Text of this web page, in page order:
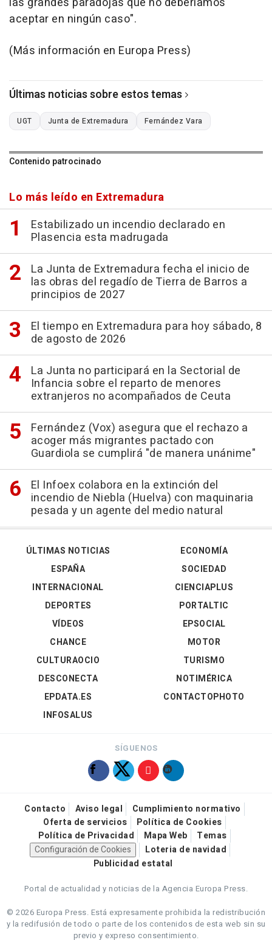
aceptar en ningún caso".
(Más información en Europa Press)
Últimas noticias sobre estos temas
UGT Junta de Extremadura Fernández Vara
Contenido patrocinado
Lo más leído en Extremadura
Estabilizado un incendio declarado en
Plasencia esta madrugada
La Junta de Extremadura fecha el inicio de
las obras del regadío de Tierra de Barros a
principios de 2027
El tiempo en Extremadura para hoy sábado, 8
de agosto de 2026
La Junta no participará en la Sectorial de
Infancia sobre el reparto de menores
extranjeros no acompañados de Ceuta
Fernández (Vox) asegura que el rechazo a
acoger más migrantes pactado con
Guardiola se cumplirá "de manera unánime"
El Infoex colabora en la extinción del
incendio de Niebla (Huelva) con maquinaria
pesada y un agente del medio natural
ÚLTIMAS NOTICIAS
ESPAÑA
INTERNACIONAL
DEPORTES
VÍDEOS
ECONOMÍA
SOCIEDAD
CIENCIAPLUS
PORTALTIC
EPSOCIAL
CHANCE
CULTURAOCIO
DESCONECTA
EPDATA.ES
INFOSALUS
MOTOR
TURISMO
NOTIMÉRICA
CONTACTOPHOTO
SÍGUENOS
Contacto Aviso legal
Cumplimiento normativo
Oferta de servicios
Política de Cookies
Política de Privacidad
Mapa Web
Temas
Configuración de Cookies
Loteria de navidad
Publicidad estatal
Portal de actualidad y noticias de la Agencia Europa Press.
© 2026 Europa Press. Está expresamente prohibida la redistribución
y la redifusión de todo o parte de los contenidos de esta web sin su
previo y expreso consentimiento.